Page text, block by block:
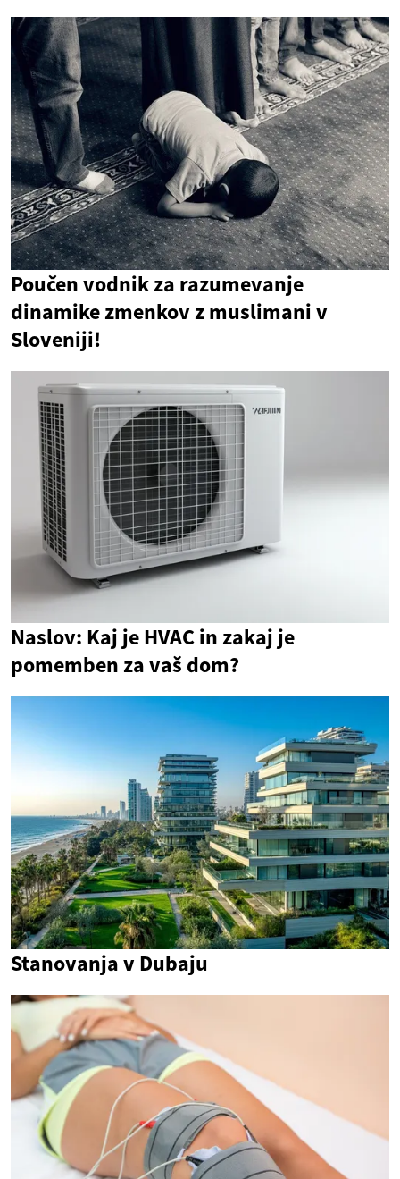
Poučen vodnik za razumevanje
dinamike zmenkov z muslimani v
Sloveniji!
Naslov: Kaj je HVAC in zakaj je
pomemben za vaš dom?
Stanovanja v Dubaju